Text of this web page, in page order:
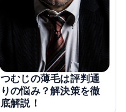
つむじの薄毛は評判通
りの悩み？解決策を徹
底解説！